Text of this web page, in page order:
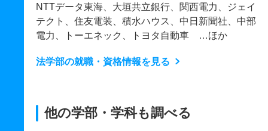
NTTデータ東海、大垣共立銀行、関西電力、ジェイ
テクト、住友電装、積水ハウス、中日新聞社、中部
電力、トーエネック、トヨタ自動車 …ほか
法学部の就職・資格情報を見る
他の学部・学科も調べる